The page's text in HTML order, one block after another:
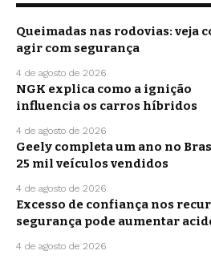
Queimadas nas rodovias: veja
agir com segurança
4 de agosto de 2026
NGK explica como a ignição
influencia os carros híbridos
4 de agosto de 2026
Geely completa um ano no
25 mil veículos vendidos
4 de agosto de 2026
Excesso de confiança nos
segurança pode aumentar
4 de agosto de 2026